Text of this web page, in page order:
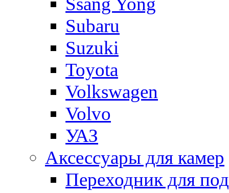
Subaru
Suzuki
Toyota
Volkswagen
Volvo
УАЗ
Аксессуары для камер
Переходник для